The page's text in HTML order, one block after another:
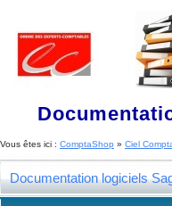
Vous êtes ici : ComptaShop » Ciel
Documentation logiciels